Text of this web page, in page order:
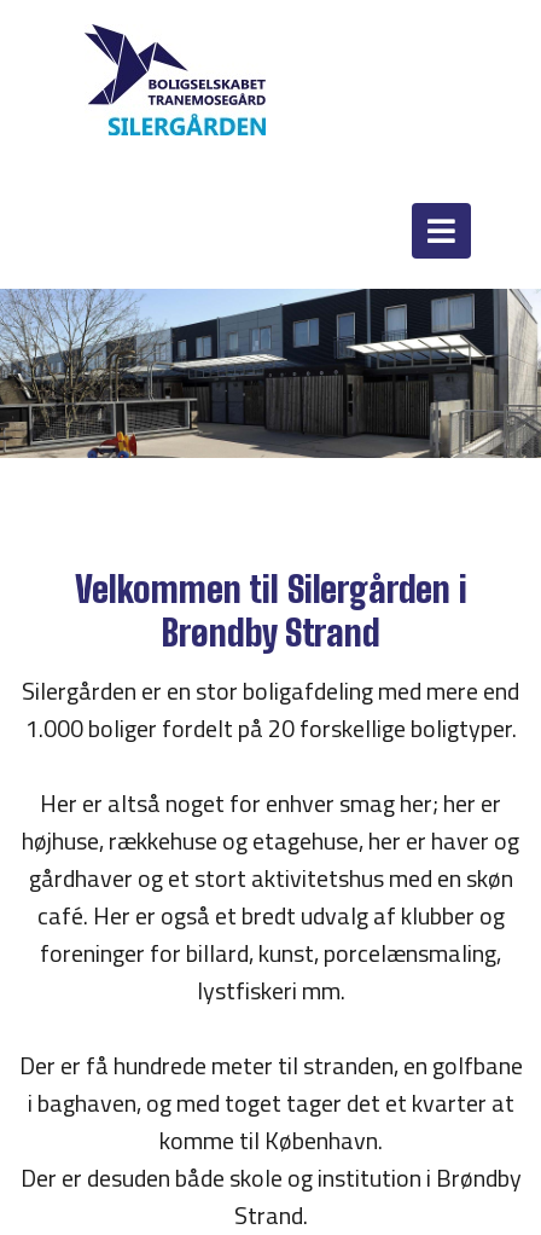
Velkommen til Silergården i
Brøndby Strand
Silergården er en stor boligafdeling med mere end
1.000 boliger fordelt på 20 forskellige boligtyper.
Her er altså noget for enhver smag her; her er
højhuse, rækkehuse og etagehuse, her er haver og
gårdhaver og et stort aktivitetshus med en skøn
café. Her er også et bredt udvalg af klubber og
foreninger for billard, kunst, porcelænsmaling,
lystfiskeri mm.
Der er få hundrede meter til stranden, en golfbane
i baghaven, og med toget tager det et kvarter at
komme til København.
Der er desuden både skole og institution i Brøndby
Strand.